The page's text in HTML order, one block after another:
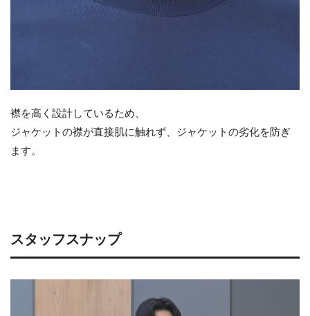
襟を高く設計しているため、
ジャケットの襟が直接肌に触れず、ジャケットの劣化を防ぎ
ます。
スタッフスナップ